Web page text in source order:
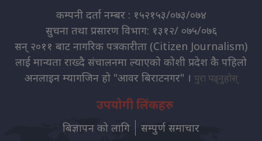
कम्पनी दर्ता नम्बर : १५२१५३/०७३/०७४
सुचना तथा प्रसारण विभाग: १३१२/ ०७५/०७६
सन् २०११ बाट नागरिक पत्रकारीता (Citizen Journalism)
लाई मान्यता राख्दै संचालनमा ल्याएको कोशी प्रदेश कै पहिलो
अनलाइन म्यागजिन हो "आवर बिराटनगर" । पुरा पढ्नुहोस्
उपयोगी लिंकहरु
बिज्ञापन को लागि सम्पुर्ण समाचार